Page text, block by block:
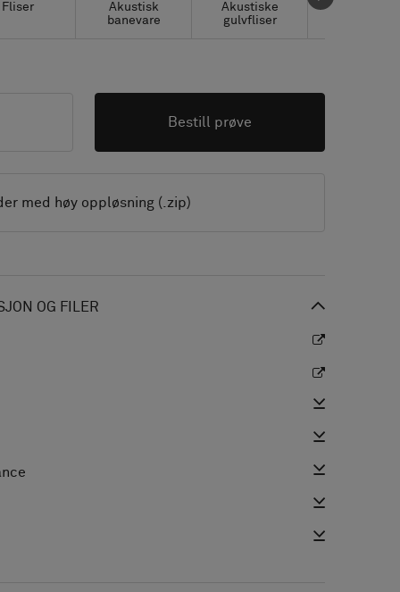
Fliser
Akustisk
banevare
Akustiske
gulvfliser
Studio fliser
Bestill prøve
med høy oppløsning (.zip)
OG FILER